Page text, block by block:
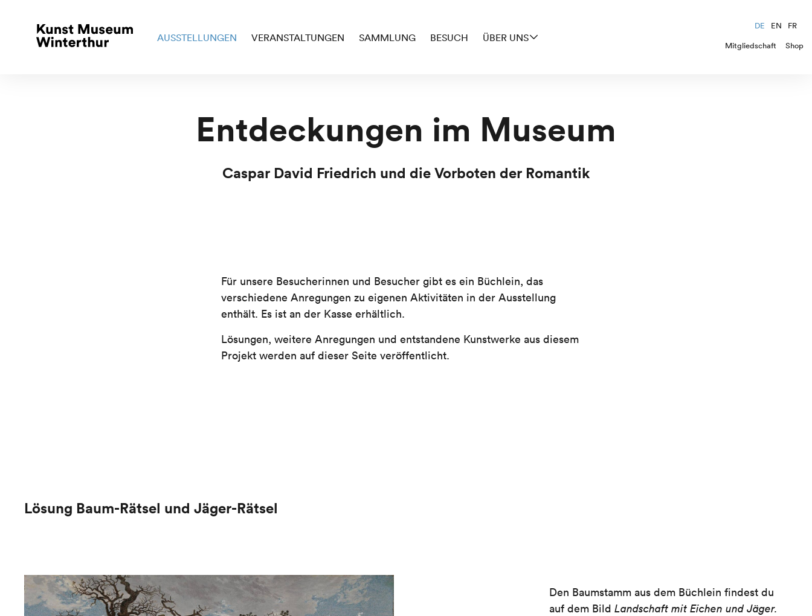
AUSSTELLUNGEN VERANSTALTUNGEN SAMMLUNG BESUCH ÜBER UNS
DE EN
FR
Mitgliedschaft
Shop
Entdeckungen im Museum
Caspar David Friedrich und die Vorboten der Romantik
Für unsere Besucherinnen und Besucher gibt es ein Büchlein, das
verschiedene Anregungen zu eigenen Aktivitäten in der Ausstellung
enthält. Es ist an der Kasse erhältlich.
Lösungen, weitere Anregungen und entstandene Kunstwerke aus diesem
Projekt werden auf dieser Seite veröffentlicht.
Lösung Baum-Rätsel und Jäger-Rätsel
Den Baumstamm aus dem Büchlein findest du
auf dem BildLandschaft mit Eichen und Jäger.